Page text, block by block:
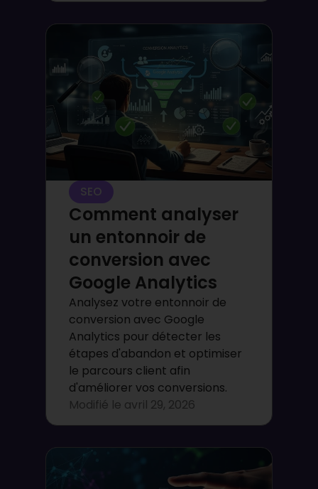
SEO
Comment analyser
un entonnoir de
conversion avec
Google Analytics
Analysez votre entonnoir de
conversion avec Google
Analytics pour détecter les
étapes d'abandon et optimiser
le parcours client afin
d'améliorer vos conversions.
Modifié le avril 29, 2026